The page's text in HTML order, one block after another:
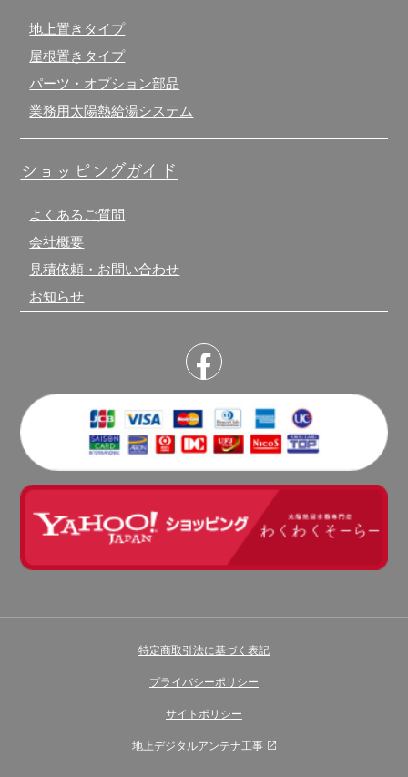
地上置きタイプ
屋根置きタイプ
パーツ・オプション部品
業務用太陽熱給湯システム
ショッピングガイド
よくあるご質問
会社概要
見積依頼・お問い合わせ
お知らせ
特定商取引法に基づく表記
プライバシーポリシー
サイトポリシー
地上デジタルアンテナ工事